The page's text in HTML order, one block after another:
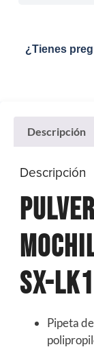
¿Tienes
Descripción
Descripción
SX-
Pipeta